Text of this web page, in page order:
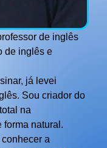
de inglês
de inglês e
já levei
Sou criador do
na
forma natural.
a